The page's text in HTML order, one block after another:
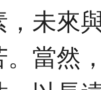
，未來
。當然